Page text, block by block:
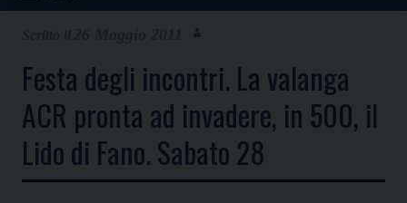
Festa degli incontri. La valanga
ACR pronta ad invadere, in 500, il
Lido di Fano. Sabato 28